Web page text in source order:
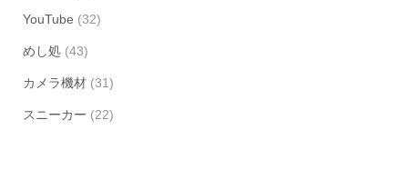
YouTube (32)
めし処 (43)
カメラ機材 (31)
スニーカー (22)